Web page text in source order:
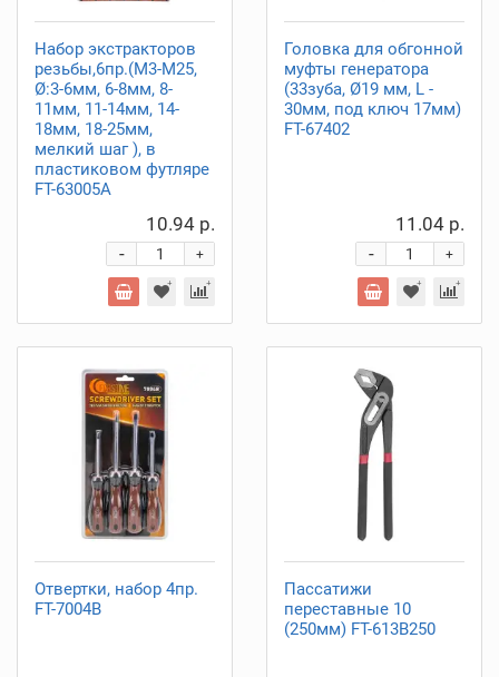
Набор экстракторов
резьбы,6пр.(М3-М25,
Ø:3-6мм, 6-8мм, 8-
11мм, 11-14мм, 14-
18мм, 18-25мм,
мелкий шаг ), в
пластиковом футляре
FT-63005A
10.94 р.
+
-
Головка для обгонной
муфты генератора
(33зуба, Ø19 мм, L -
30мм, под ключ 17мм)
FT-67402
11.04 р.
+
-
Отвертки, набор 4пр.
FT-7004B
Пассатижи
переставные 10
(250мм) FT-613B250